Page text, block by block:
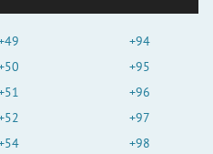
+94
+95
+96
+97
+98